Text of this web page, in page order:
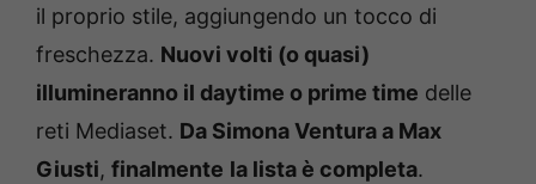
il proprio stile, aggiungendo un tocco di
freschezza. Nuovi volti (o quasi)
illumineranno il daytime o prime time delle
reti Mediaset. Da Simona Ventura a Max
Giusti, finalmente la lista è completa.